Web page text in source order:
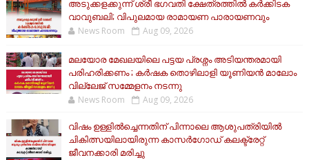
അടുക്കളക്കുന്ന് ശ്രീ ഭഗവതി ക്ഷേത്രത്തിൽ കർക്കിടക
വാവുബലി; വിപുലമായ രാമായണ പാരായണവും
News Room Aug 09, 2026
മലയോര മേഖലയിലെ പട്ടയ പ്രശ്നം അടിയന്തരമായി
പരിഹരിക്കണം ; കർഷക തൊഴിലാളി യൂണിയൻ മാലോം
വില്ലേജ് സമ്മേളനം നടന്നു
News Room Aug 09, 2026
വിഷം ഉള്ളിൽച്ചെന്നതിന് പിന്നാലെ ആശുപത്രിയിൽ
ചികിത്സയിലായിരുന്ന കാസർഗോഡ് കലക്ട്രേറ്റ്
ജീവനക്കാരി മരിച്ചു